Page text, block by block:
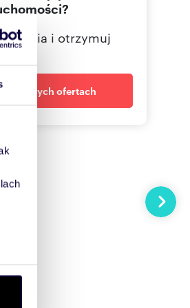
i otrzymuj
o nowych ofertach